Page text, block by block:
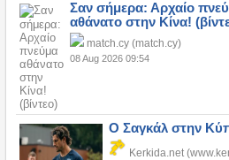
Σαν σήμερα: Αρχαίο
αθάνατο στην Κίνα!
match.cy (match.cy)
08 Aug 2026 09:54
Ο Σαγκάλ στην
Kerkida.net